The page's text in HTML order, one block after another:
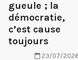
gueule ; la
démocratie,
c’est cause
toujours
23/07/2026